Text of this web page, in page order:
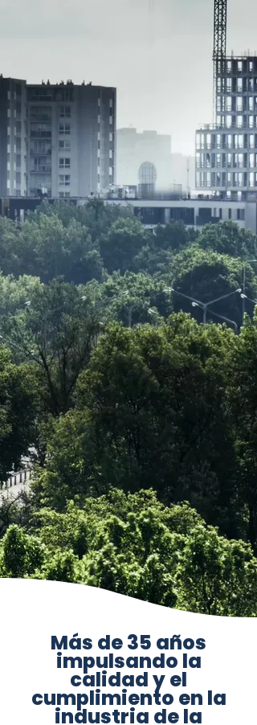
Más de 35 años
impulsando la
calidad y el
cumplimiento en la
industria de la